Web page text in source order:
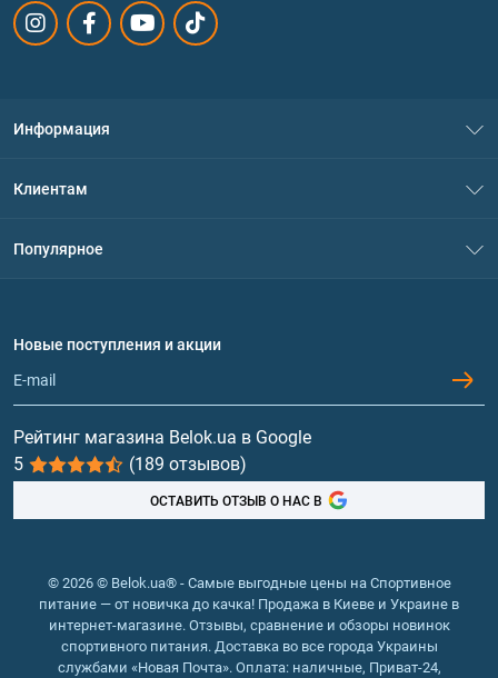
Информация
Политика конфиденциальности
Обмен и возврат
Клиентам
Популярное
Протеин
Гейнеры
Витамины и минералы
Рыбий жир, жирные кислоты
Новые поступления и акции
Рейтинг магазина Belok.ua в Google
5
(189 отзывов)
ОСТАВИТЬ ОТЗЫВ О НАС В
© 2026 © Belok.ua® - Самые выгодные цены на Спортивное
питание — от новичка до качка! Продажа в Киеве и Украине в
интернет-магазине. Отзывы, сравнение и обзоры новинок
спортивного питания. Доставка во все города Украины
службами «Новая Почта». Оплата: наличные, Приват-24,